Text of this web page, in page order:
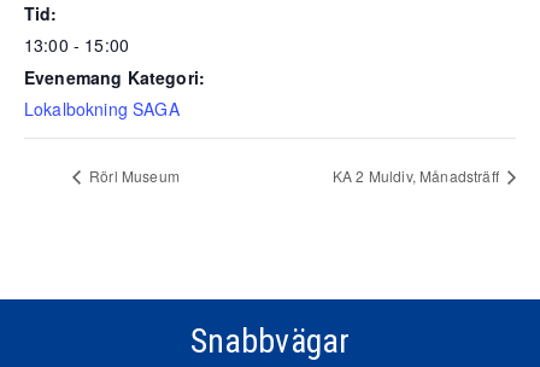
Tid:
13:00 - 15:00
Evenemang Kategori:
Lokalbokning SAGA
Rörl Museum KA 2 Muldiv, Månadsträff
Snabbvägar